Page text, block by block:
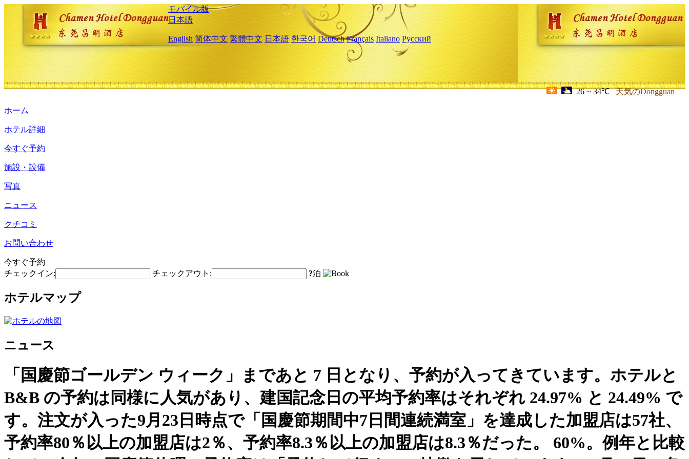
モバイル版
日本語
English 简体中文 繁體中文 日本語 한국어 Deutsch Français Italiano Русский
26 ~ 34℃ 天気のDongguan
ホーム
ホテル詳細
今すぐ予約
施設・設備
写真
ニュース
クチコミ
お問い合わせ
今すぐ予約
チェックイン:
チェックアウト: ?泊
ホテルマップ
ニュース
「国慶節ゴールデン ウィーク」まであと 7 日となり、予約が入ってきています。ホテルと
B&B の予約は同様に人気があり、建国記念日の平均予約率はそれぞれ 24.97% と 24.49% で
す。注文が入った9月23日時点で「国慶節期間中7日間連続満室」を達成した加盟店は57社、
予約率80％以上の加盟店は2％、予約率8.3％以上の加盟店は8.3％だった。 60%。例年と比較